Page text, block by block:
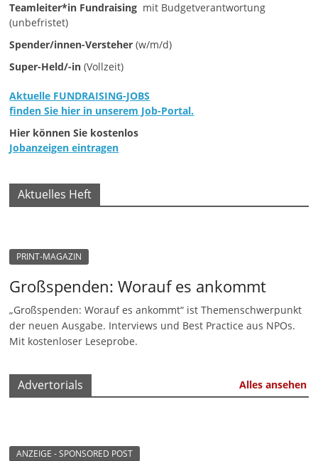
d
e
n
|
V
e
r
e
e
S
t
i
f
t
u
Teamleiter*in Fundraising mit Budgetverantwortung
(unbefristet)
Spender/innen-Versteher (w/m/d)
Super-Held/-in (Vollzeit)
Aktuelle FUNDRAISING-JOBS
finden Sie hier in unserem Job-Portal.
Hier können Sie kostenlos
Jobanzeigen eintragen
Aktuelles Heft
PRINT-MAGAZIN
Großspenden: Worauf es ankommt
„Großspenden: Worauf es ankommt“ ist Themenschwerpunkt
der neuen Ausgabe. Interviews und Best Practice aus NPOs.
Mit kostenloser Leseprobe.
Advertorials Alles ansehen
ANZEIGE - SPONSORED POST